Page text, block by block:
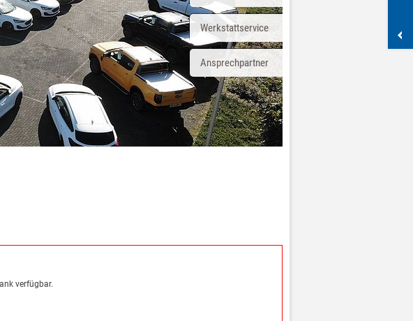
Werkstattservice
Ansprechpartner
verfügbar.